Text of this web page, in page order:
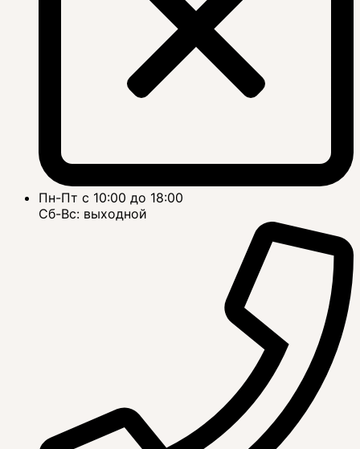
Пн-Пт с 10:00 до 18:00
Сб-Вс: выходной